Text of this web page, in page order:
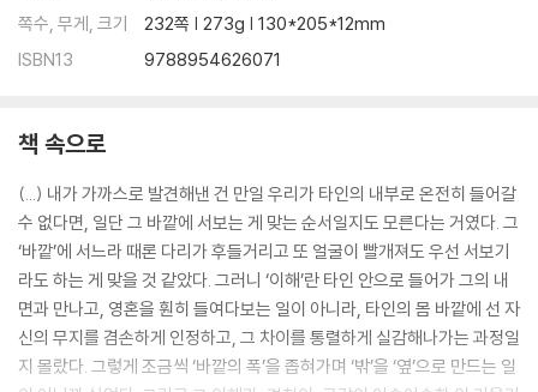
쪽수, 무게, 크기
232쪽 | 273g | 130*205*12mm
ISBN13
9788954626071
책 속으로
(...) 내가 가까스로 발견해낸 건 만일 우리가 타인의 내부로 온전히 들어갈
수 없다면, 일단 그 바깥에 서보는 게 맞는 순서일지도 모른다는 거였다. 그
‘바깥’에 서느라 때론 다리가 후들거리고 또 얼굴이 빨개져도 우선 서보기
라도 하는 게 맞을 것 같았다. 그러니 ‘이해’란 타인 안으로 들어가 그의 내
면과 만나고, 영혼을 훤히 들여다보는 일이 아니라, 타인의 몸 바깥에 선 자
신의 무지를 겸손하게 인정하고, 그 차이를 통렬하게 실감해나가는 과정일
지 몰랐다. 그렇게 조금씩 ‘바깥의 폭’을 좁혀가며 ‘밖’을 ‘옆’으로 만드는 일